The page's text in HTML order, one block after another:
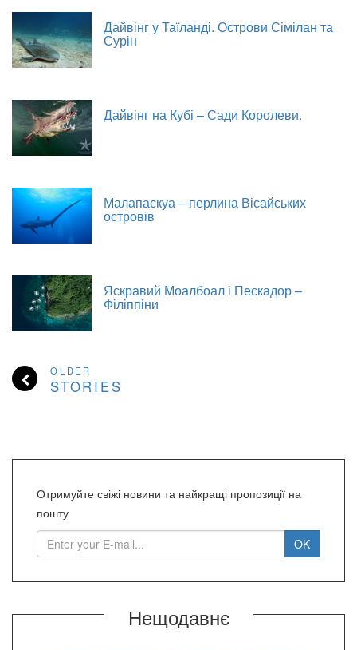
Дайвінг у Таїланді. Острови Сімілан та
Сурін
Дайвінг на Кубі – Сади Королеви.
Малапаскуа – перлина Вісайських
островів
Яскравий Моалбоал і Пескадор –
Філіппіни
OLDER
STORIES
Отримуйте свіжі новини та найкращі пропозиції на
пошту
Нещодавнє